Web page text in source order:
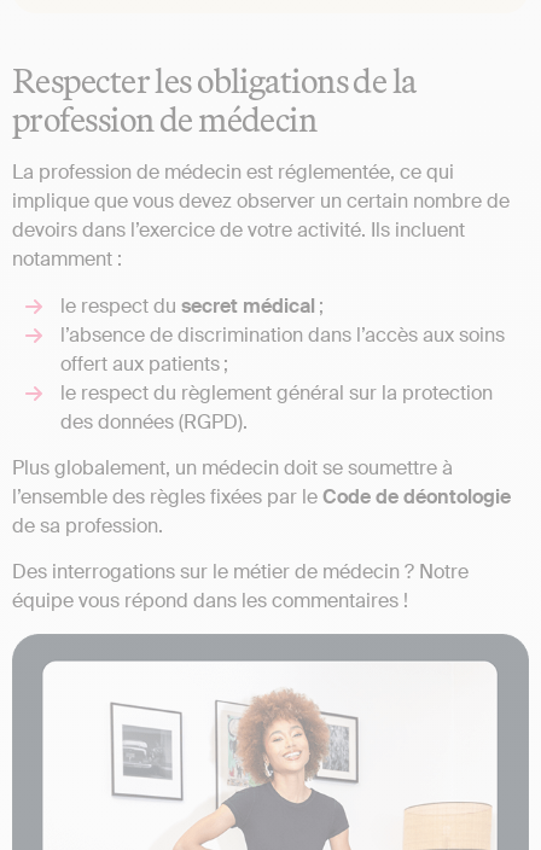
Respecter les obligations de la
profession de médecin
La profession de médecin est réglementée, ce qui
implique que vous devez observer un certain nombre de
devoirs dans l’exercice de votre activité. Ils incluent
notamment :
le respect du secret médical ;
l’absence de discrimination dans l’accès aux soins
offert aux patients ;
le respect du règlement général sur la protection
des données (RGPD).
Plus globalement, un médecin doit se soumettre à
l’ensemble des règles fixées par leCode de déontologie
de sa profession.
Des interrogations sur le métier de médecin ? Notre
équipe vous répond dans les commentaires !